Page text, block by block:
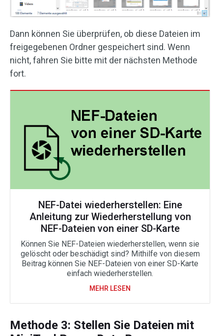
Dann können Sie überprüfen, ob diese Dateien im
freigegebenen Ordner gespeichert sind. Wenn
nicht, fahren Sie bitte mit der nächsten Methode
fort.
NEF-Datei wiederherstellen: Eine
Anleitung zur Wiederherstellung von
NEF-Dateien von einer SD-Karte
Können Sie NEF-Dateien wiederherstellen, wenn sie
gelöscht oder beschädigt sind? Mithilfe von diesem
Beitrag können Sie NEF-Dateien von einer SD-Karte
einfach wiederherstellen.
MEHR LESEN
Methode 3: Stellen Sie Dateien mit